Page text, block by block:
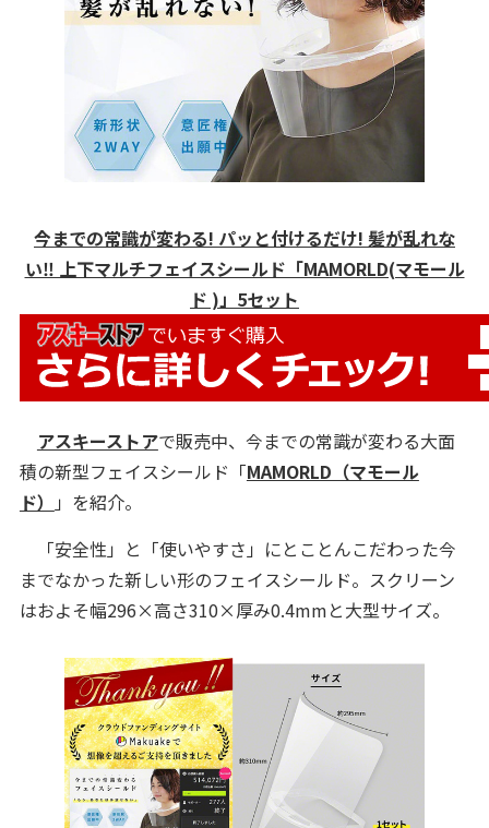
今までの常識が変わる! パッと付けるだけ! 髪が乱れな
い‼ 上下マルチフェイスシールド「MAMORLD(マモール
ド )」5セット
アスキーストアで販売中、今までの常識が変わる大面
積の新型フェイスシールド「MAMORLD（マモール
ド）
」を紹介。
「安全性」と「使いやすさ」にとことんこだわった今
までなかった新しい形のフェイスシールド。スクリーン
はおよそ幅296×高さ310×厚み0.4mmと大型サイズ。